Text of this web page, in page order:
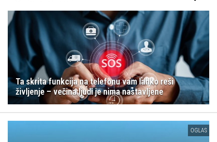
Ta skrita funkcija na telefonu vam lahko reši
življenje – večina ljudi je nima nastavljene
OGLAS